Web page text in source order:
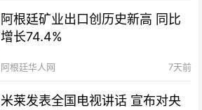
阿根廷矿业出口创历史新高 同比
增长74.4%
阿根廷华人网 7天前
米莱发表全国电视讲话 宣布对央